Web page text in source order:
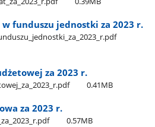
funduszu jednostki za 2023 r.
za 2023 r.
0.41MB
za 2023 r.
0.57MB